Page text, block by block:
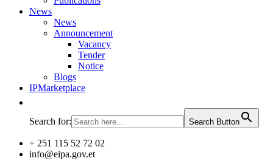
News
News
Announcement
Vacancy
Tender
Notice
Blogs
IPMarketplace
Search for: Search Button
+ 251 115 52 72 02
info@eipa.gov.et